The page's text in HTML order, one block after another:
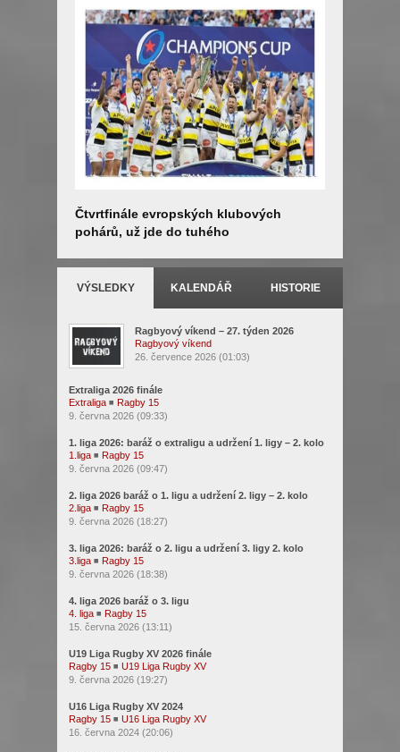
Čtvrtfinále evropských klubových
pohárů, už jde do tuhého
VÝSLEDKY KALENDÁŘ HISTORIE
Ragbyový víkend – 27. týden 2026
Ragbyový víkend
26. července 2026 (01:03)
Extraliga 2026 finále
Extraliga ◾ Ragby 15
9. června 2026 (09:33)
1. liga 2026: baráž o extraligu a udržení 1. ligy – 2. kolo
1.liga ◾ Ragby 15
9. června 2026 (09:47)
2. liga 2026 baráž o 1. ligu a udržení 2. ligy – 2. kolo
2.liga ◾ Ragby 15
9. června 2026 (18:27)
3. liga 2026: baráž o 2. ligu a udržení 3. ligy 2. kolo
3.liga ◾ Ragby 15
9. června 2026 (18:38)
4. liga 2026 baráž o 3. ligu
4. liga ◾ Ragby 15
15. června 2026 (13:11)
U19 Liga Rugby XV 2026 finále
Ragby 15 ◾ U19 Liga Rugby XV
9. června 2026 (19:27)
U16 Liga Rugby XV 2024
Ragby 15 ◾ U16 Liga Rugby XV
16. června 2024 (20:06)